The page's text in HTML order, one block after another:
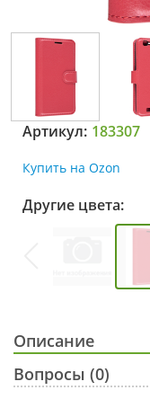
Артикул: 183307
Купить на Ozon
Другие цвета:
Описание
Вопросы (0)